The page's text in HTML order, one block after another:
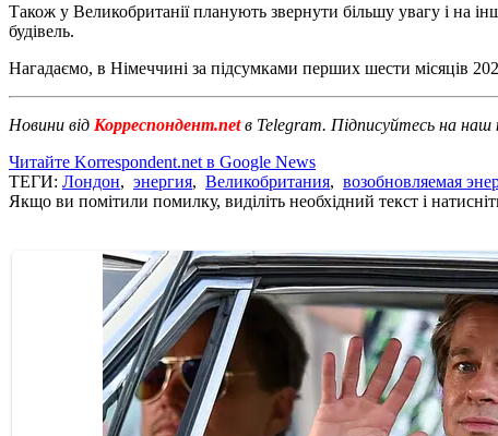
Також у Великобританії планують звернути більшу увагу і на
будівель.
Нагадаємо, в Німеччині за підсумками перших шести місяців
Новини від Корреспондент.netв Telegram. Підписуйтесь на наш
Читайте Korrespondent.net в Google News
ТЕГИ: Лондон, энергия, Великобритания, возобновляемая
Якщо ви помітили помилку, виділіть необхідний текст і